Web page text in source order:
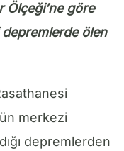
Ölçeği’ne göre
ölen
merkezi
depremlerden